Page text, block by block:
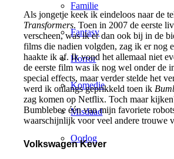
Familie
Fantasy
Horror
Komedie
Misdaad
Oorlog
Als jongetje keek ik eindeloos naar de
Transformers. Toen in 2007 de eerste
verscheen, was ik er dan ook bij in de
films die nadien volgden, zag ik er nog
haakte ik af. Ik vond het allemaal niet
de eerste film was ik nog wel onder de
special effects, maar verder stelde het
werd ik onlangs geprikkeld toen ik
zag komen op Netflix. Toch maar
Bumblebee één van mijn favoriete
waarschijnlijk voor veel andere trouwe
Volkswagen Kever